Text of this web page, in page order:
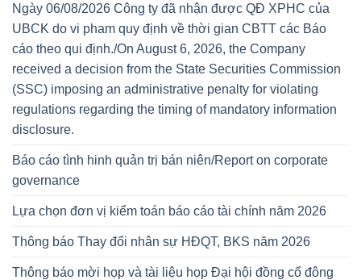
Ngày 06/08/2026 Công ty đã nhận được QĐ XPHC của
UBCK do vi pham quy định về thời gian CBTT các Báo
cáo theo qui định./On August 6, 2026, the Company
received a decision from the State Securities Commission
(SSC) imposing an administrative penalty for violating
regulations regarding the timing of mandatory information
disclosure.
Báo cáo tình hinh quản trị bán niên/Report on corporate
governance
Lựa chọn đơn vị kiểm toán báo cáo tài chính năm 2026
Thông báo Thay đổi nhân sự HĐQT, BKS năm 2026
Thông báo mời họp và tài liệu họp Đại hội đồng cổ đông